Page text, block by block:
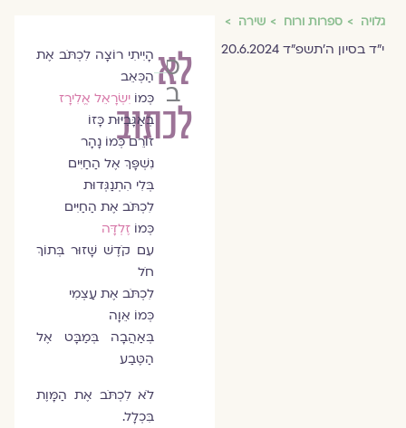
גלויה ספרות ורוח שירה
י״ד בסיון ה׳תשפ״ד 20.6.2024
לא
לכתוב
סוניה
ביידר
הָיִיתִי רוֹצָה לִכְתֹּב אֶת
הַכְּאֵב
כְּמוֹיִשְׂרָאֵל אֱלִירָז
בְּאַגָּבִיּוּת כָּזוֹ
זוֹרֵם כְּמוֹ נָהָר
נִשְׁפָּךְ אֶל הַחַיִּים
בְּלִי הִתְנַגְּדוּת
לִכְתֹּב אֶת הַחַיִּים
כְּמוֹזֶלְדָּה
עִם קֹדֶשׁ שָׁזוּר בְּתוֹךְ
חֹל
לִכְתֹּב אֶת עַצְמִי
כְּמוֹ אֵוָה
בְּאַהֲבָה בְּמַבָּט אֶל
הַטֶּבַע
לֹא לִכְתֹּב אֶת הַמָּוֶת
בִּכְלָל.